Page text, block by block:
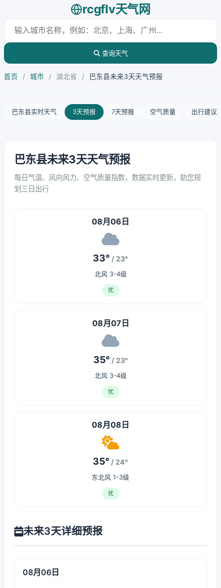
rcgflv天气网
查询天气
首页 / 城市 / 湖北省 / 巴东县未来3天天气预报
巴东县实时天气 3天预报 7天预报 空气质量 出行建议
巴东县未来3天天气预报
每日气温、风向风力、空气质量指数，数据实时更新，助您规
划三日出行
08月06日
33° / 23°
北风 3-4级
优
08月07日
35° / 23°
北风 3-4级
优
08月08日
35° / 24°
东北风 1-3级
优
未来3天详细预报
08月06日